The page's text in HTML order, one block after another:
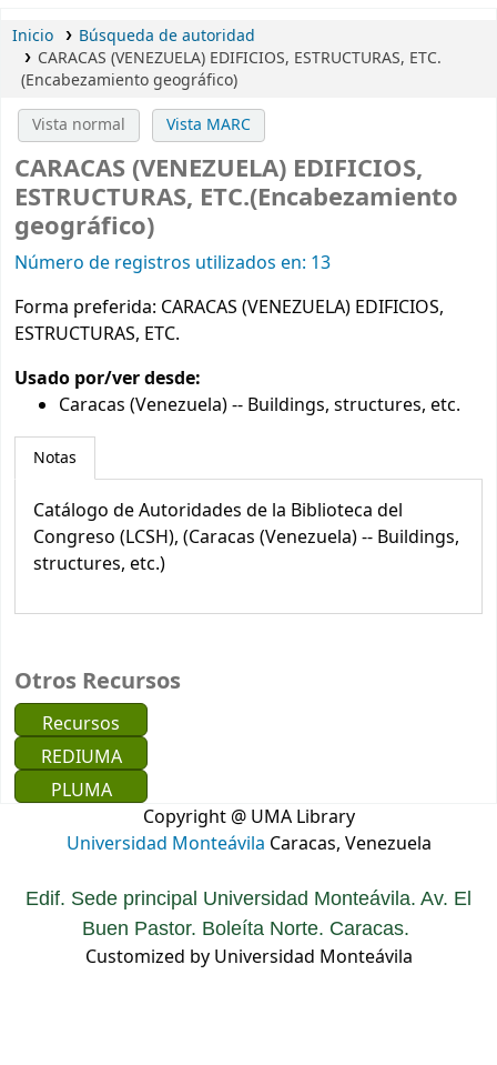
Inicio
Búsqueda de autoridad
CARACAS (VENEZUELA) EDIFICIOS, ESTRUCTURAS, ETC.
(Encabezamiento geográfico)
Otros Recursos
Recursos
REDIUMA
PLUMA
Vista normal Vista MARC
CARACAS (VENEZUELA) EDIFICIOS,
ESTRUCTURAS, ETC.(Encabezamiento
geográfico)
Número de registros utilizados en: 13
Forma preferida: CARACAS (VENEZUELA) EDIFICIOS,
ESTRUCTURAS, ETC.
Usado por/ver desde:
Caracas (Venezuela) -- Buildings, structures, etc.
Notas
Catálogo de Autoridades de la Biblioteca del
Congreso (LCSH), (Caracas (Venezuela) -- Buildings,
structures, etc.)
Copyright @ UMA Library
Universidad Monteávila Caracas, Venezuela
Edif. Sede principal Universidad Monteávila. Av. El
Buen Pastor. Boleíta Norte. Caracas.
Customized by Universidad Monteávila